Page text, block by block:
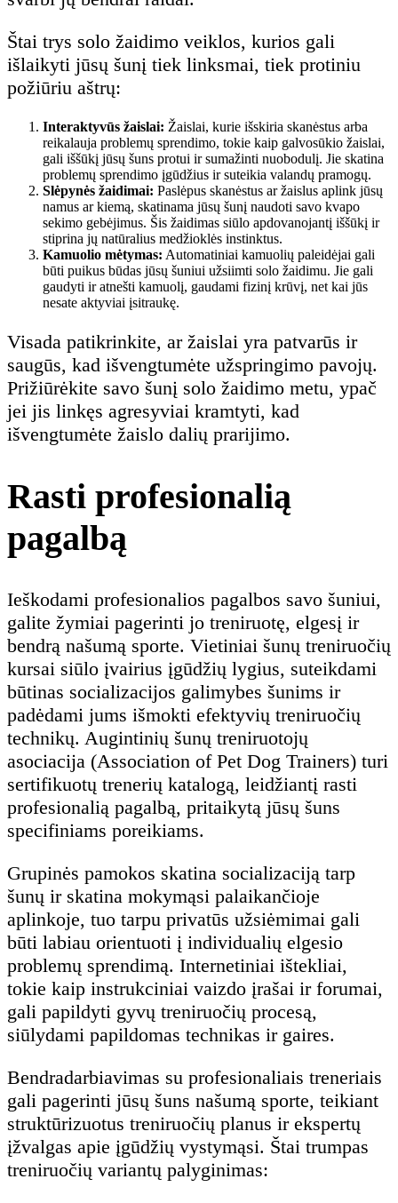
Štai trys solo žaidimo veiklos, kurios gali
išlaikyti jūsų šunį tiek linksmai, tiek protiniu
požiūriu aštrų:
Interaktyvūs žaislai: Žaislai, kurie išskiria skanėstus arba
reikalauja problemų sprendimo, tokie kaip galvosūkio žaislai,
gali iššūkį jūsų šuns protui ir sumažinti nuobodulį. Jie skatina
problemų sprendimo įgūdžius ir suteikia valandų pramogų.
Slėpynės žaidimai: Paslėpus skanėstus ar žaislus aplink jūsų
namus ar kiemą, skatinama jūsų šunį naudoti savo kvapo
sekimo gebėjimus. Šis žaidimas siūlo apdovanojantį iššūkį ir
stiprina jų natūralius medžioklės instinktus.
Kamuolio mėtymas: Automatiniai kamuolių paleidėjai gali
būti puikus būdas jūsų šuniui užsiimti solo žaidimu. Jie gali
gaudyti ir atnešti kamuolį, gaudami fizinį krūvį, net kai jūs
nesate aktyviai įsitraukę.
Visada patikrinkite, ar žaislai yra patvarūs ir
saugūs, kad išvengtumėte užspringimo pavojų.
Prižiūrėkite savo šunį solo žaidimo metu, ypač
jei jis linkęs agresyviai kramtyti, kad
išvengtumėte žaislo dalių prarijimo.
Rasti profesionalią
pagalbą
Ieškodami profesionalios pagalbos savo šuniui,
galite žymiai pagerinti jo treniruotę, elgesį ir
bendrą našumą sporte. Vietiniai šunų treniruočių
kursai siūlo įvairius įgūdžių lygius, suteikdami
būtinas socializacijos galimybes šunims ir
padėdami jums išmokti efektyvių treniruočių
technikų. Augintinių šunų treniruotojų
asociacija (Association of Pet Dog Trainers) turi
sertifikuotų trenerių katalogą, leidžiantį rasti
profesionalią pagalbą, pritaikytą jūsų šuns
specifiniams poreikiams.
Grupinės pamokos skatina socializaciją tarp
šunų ir skatina mokymąsi palaikančioje
aplinkoje, tuo tarpu privatūs užsiėmimai gali
būti labiau orientuoti į individualių elgesio
problemų sprendimą. Internetiniai ištekliai,
tokie kaip instrukciniai vaizdo įrašai ir forumai,
gali papildyti gyvų treniruočių procesą,
siūlydami papildomas technikas ir gaires.
Bendradarbiavimas su profesionaliais treneriais
gali pagerinti jūsų šuns našumą sporte, teikiant
struktūrizuotus treniruočių planus ir ekspertų
įžvalgas apie įgūdžių vystymąsi. Štai trumpas
treniruočių variantų palyginimas: